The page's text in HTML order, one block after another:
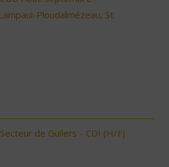
Ploudalmézeau, St
de Guilers - CDI (H/F)